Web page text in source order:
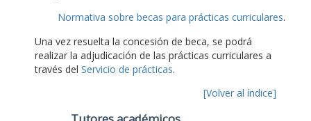
Normativa sobre becas para prácticas curriculares.
Una vez resuelta la concesión de beca, se podrá
realizar la adjudicación de las prácticas curriculares a
través del Servicio de prácticas.
[Volver al índice]